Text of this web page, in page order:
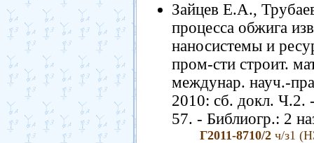
Зайцев Е.А.,
процесса обжига
наносистемы и
пром-сти строит.
междунар. науч.-
2010: сб. докл. Ч.2.
57. - Библиогр.: 2
Г2011-8710/2 ч/з1